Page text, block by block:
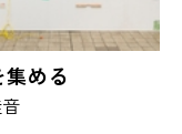
集める